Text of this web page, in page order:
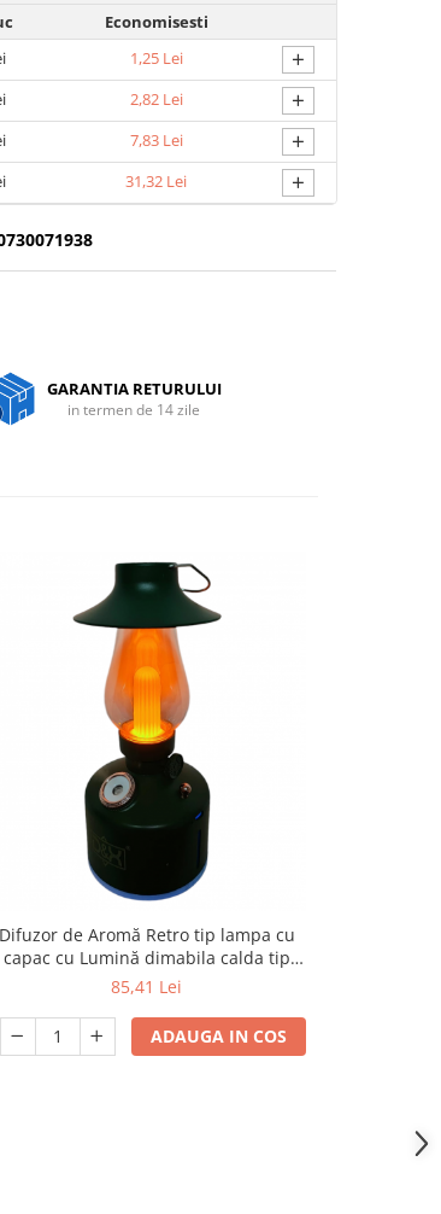
Economisesti
1,25 Lei +
2,82 Lei +
7,83 Lei +
31,32 Lei +
GARANTIA RETURULUI
in termen de 14 zile
Difuzor de Aromă Retro tip lampa cu
capac cu Lumină dimabila calda tip
Flacără
85,41 Lei
ADAUGA IN COS